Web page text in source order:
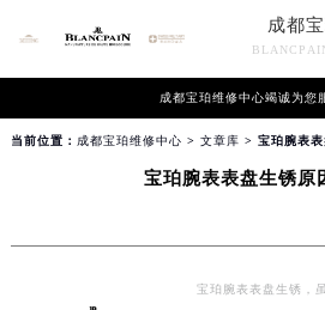
成都
成都宝珀维修中心竭诚为您
当前位置： 成都宝珀维修中心 > 文章库 > 宝珀腕表
宝珀腕表表盘生锈原
宝珀腕表表盘生锈，